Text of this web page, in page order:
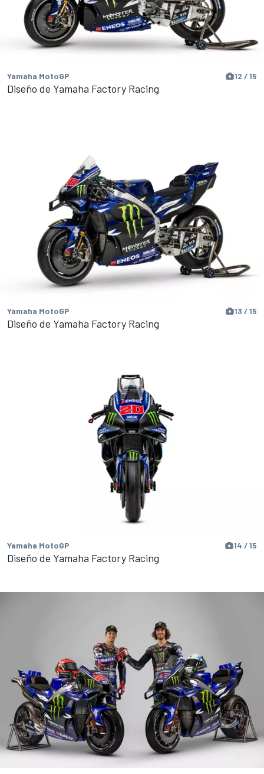
Yamaha MotoGP 12 / 15
Diseño de Yamaha Factory Racing
Yamaha MotoGP 13 / 15
Diseño de Yamaha Factory Racing
Yamaha MotoGP 14 / 15
Diseño de Yamaha Factory Racing